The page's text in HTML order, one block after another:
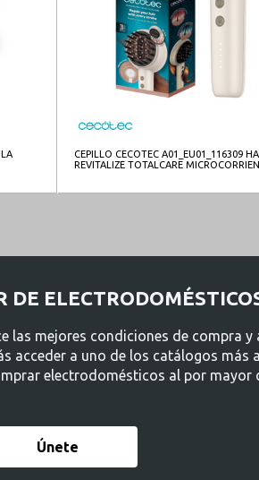
CEPILLO CECOTEC A01_EU01_116309
REVITALIZE TOTALCARE
DE
mejores condiciones de compra
acceder a uno de los catálogos
electrodomésticos al por
Únete